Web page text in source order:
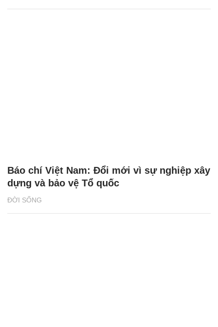
ĐỜI SỐNG
Báo chí Việt Nam: Đổi mới vì sự nghiệp xây
dựng và bảo vệ Tổ quốc